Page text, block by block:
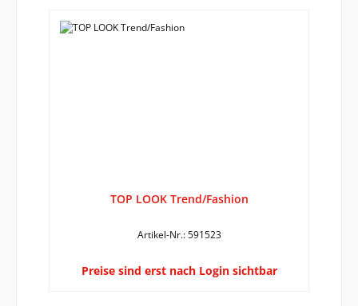
TOP LOOK Trend/Fashion
Artikel-Nr.: 591523
Preise sind erst nach Login sichtbar